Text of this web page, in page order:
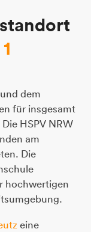
standort
1
dem
für insgesamt
HSPV NRW
am
Die
hochwertigen
eine